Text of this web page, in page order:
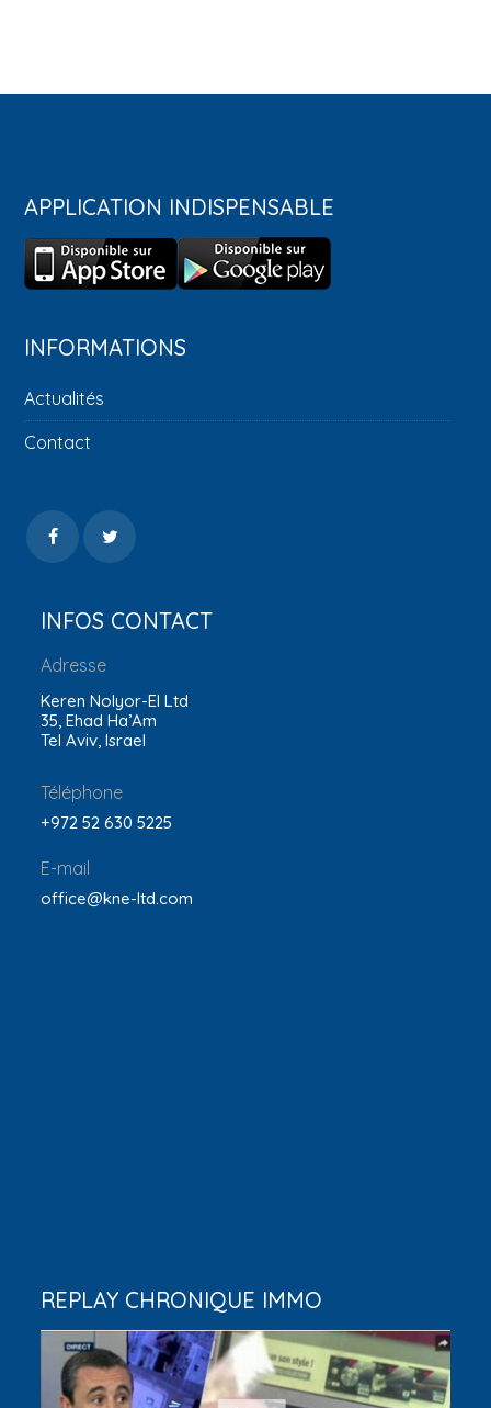
APPLICATION INDISPENSABLE
INFORMATIONS
Actualités
Contact
INFOS CONTACT
Adresse
Keren Nolyor-El Ltd
35, Ehad Ha’Am
Tel Aviv, Israel
Téléphone
+972 52 630 5225
E-mail
office@kne-ltd.com
REPLAY CHRONIQUE IMMO